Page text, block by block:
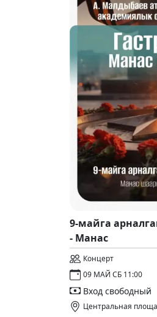
9-майга
- Манас
Концерт
09 МАЙ СБ 11:00
Вход свободный
Центральная